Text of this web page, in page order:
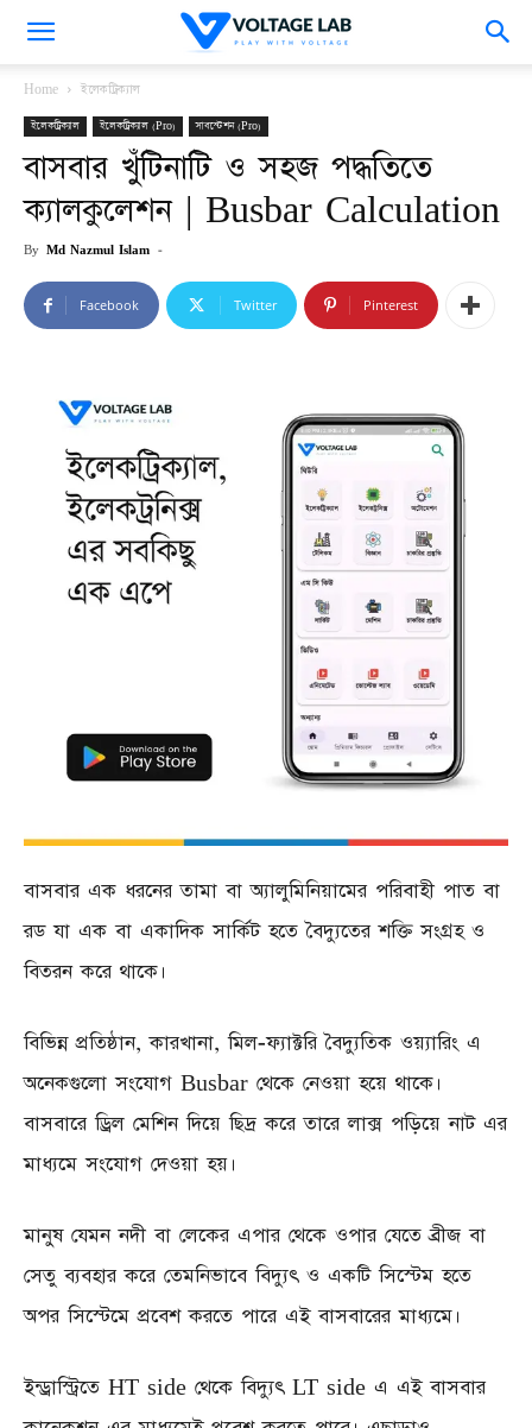
VoltageLab
Home ইলেকট্রিক্যাল
ইলেকট্রিক্যাল ইলেকট্রিক্যাল (Pro) সাবস্টেশন (Pro)
বাসবার খুঁটিনাটি ও সহজ পদ্ধতিতে
ক্যালকুলেশন | Busbar Calculation
By Md Nazmul Islam -
Facebook Twitter Pinterest
বাসবার এক ধরনের তামা বা অ্যালুমিনিয়ামের পরিবাহী পাত বা
রড যা এক বা একাদিক সার্কিট হতে বৈদ্যুতের শক্তি সংগ্রহ ও
বিতরন করে থাকে।
বিভিন্ন প্রতিষ্ঠান, কারখানা, মিল-ফ্যাক্টরি বৈদ্যুতিক ওয়্যারিং এ
অনেকগুলো সংযোগ Busbar থেকে নেওয়া হয়ে থাকে।
বাসবারে ড্রিল মেশিন দিয়ে ছিদ্র করে তারে লাক্স পড়িয়ে নাট এর
মাধ্যমে সংযোগ দেওয়া হয়।
মানুষ যেমন নদী বা লেকের এপার থেকে ওপার যেতে ব্রীজ বা
সেতু ব্যবহার করে তেমনিভাবে বিদ্যুৎ ও একটি সিস্টেম হতে
অপর সিস্টেমে প্রবেশ করতে পারে এই বাসবারের মাধ্যমে।
ইন্ড্রাস্ট্রিতে HT side থেকে বিদ্যুৎ LT side এ এই বাসবার